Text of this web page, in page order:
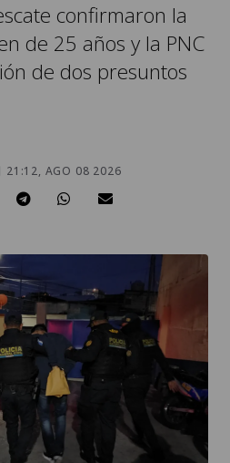
confirmaron la
de 25 años y la PNC
de dos presuntos
21:12, AGO 08 2026